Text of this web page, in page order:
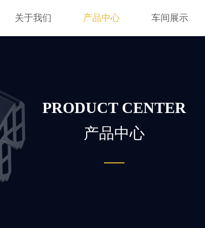
关于我们 产品中心 车间展示
PRODUCT CENTER
产品中心